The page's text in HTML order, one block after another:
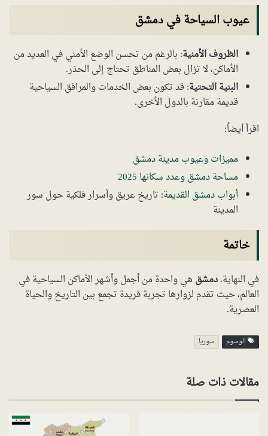
عيوب السياحة في دمشق
الظروف الأمنية: بالرغم من تحسن الوضع الأمني في العديد من
الأماكن، لا تزال بعض المناطق تحتاج إلى الحذر.
البنية التحتية: قد تكون بعض الخدمات والمرافق السياحية
قديمة مقارنة بالدول الأخرى.
اقرأ أيضاً:
مميزات وعيوب مدينة دمشق
مساحة دمشق وعدد سكانها 2025
أبواب دمشق القديمة: تاريخ عريق وأسرار فلكية حول سور
المدينة
خاتمة
في النهاية،دمشق هي واحدة من أجمل وأشهر الأماكن السياحية في
العالم، حيث تقدم لزوارها تجربة فريدة تجمع بين التاريخ والحياة
العصرية.
الوسوم سوريا
مقالات ذات صلة